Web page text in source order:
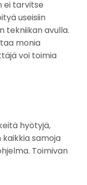
ei tarvitse
useisiin
tekniikan avulla.
monia
voi toimia
hyötyjä,
samoja
Toimivan